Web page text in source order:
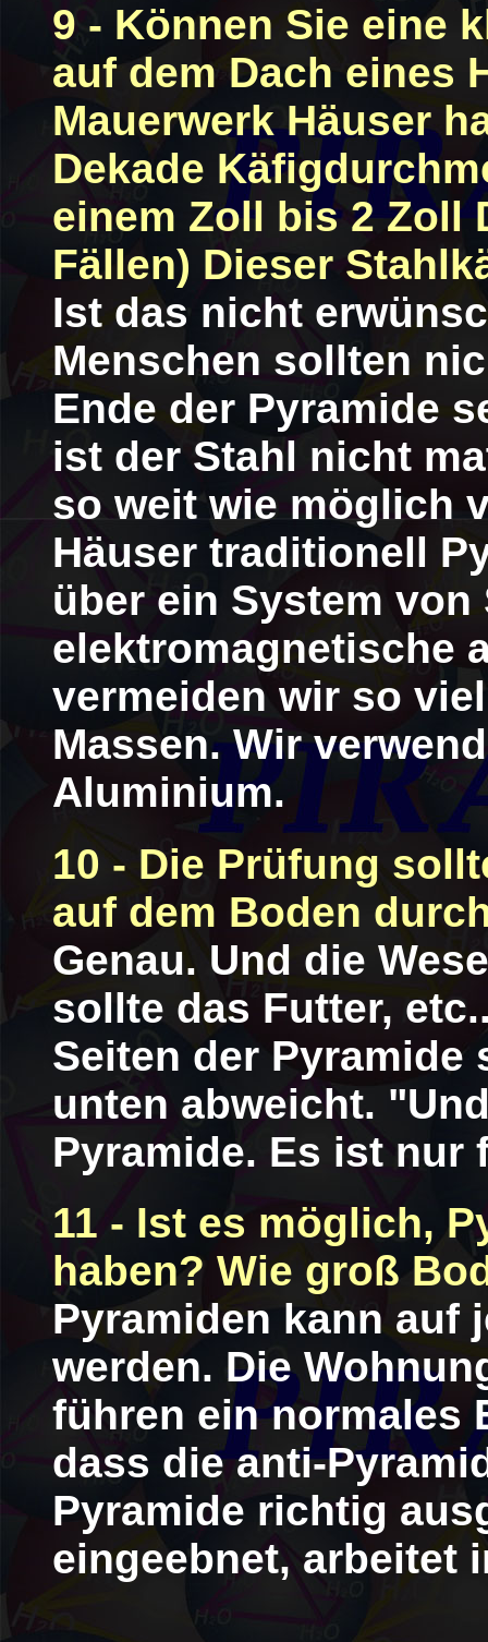
9 - Können Sie eine
auf dem Dach eines
Mauerwerk Häuser
Dekade
einem Zoll bis 2 Zoll
Fällen) Dieser
Ist das nicht
Menschen sollten
Ende der Pyramide
ist der Stahl nicht
so weit wie möglich
Häuser traditionell
über ein System
elektromagnetische
vermeiden wir so
Massen. Wir
Aluminium.
10 - Die Prüfung
auf dem Boden
Genau. Und die
sollte das Futter,
Seiten der Pyramide
unten abweicht.
Pyramide. Es ist nur
11 - Ist es möglich,
haben? Wie groß
Pyramiden kann auf
werden. Die
führen ein normales
dass die anti-
Pyramide richtig
eingeebnet, arbeitet